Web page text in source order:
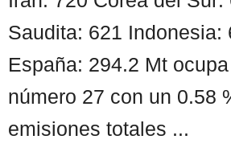
Saudita: 621 Indonesia:
España: 294.2 Mt
número 27 con un 0.58
emisiones totales ...